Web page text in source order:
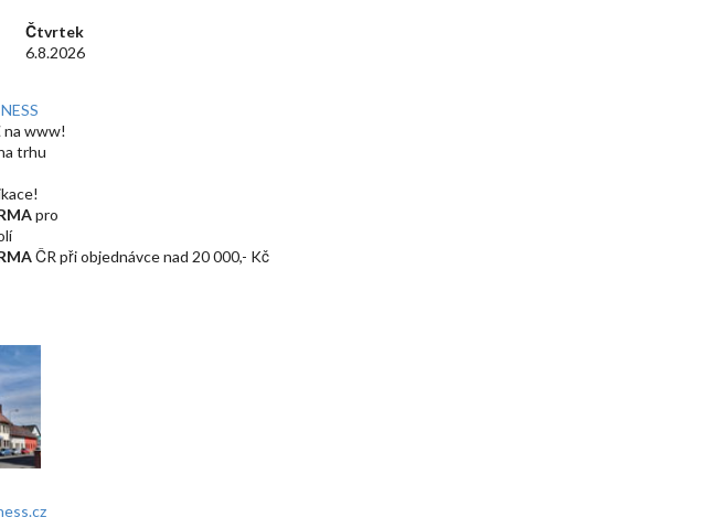
Čtvrtek
6.8.2026
na www!
trhu
pro
ČR při objednávce nad 20 000,- Kč